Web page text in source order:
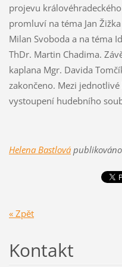
projevu
promluví na téma Jan
Milan Svoboda a na téma
ThDr. Martin Chadima.
kaplana Mgr. Davida
zakončeno. Mezi
vystoupení hudebního
Helena Bastlová
« Zpět
Kontakt